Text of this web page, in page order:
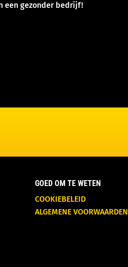
een gezonder bedrijf!
GOED OM TE WETEN
COOKIEBELEID
ALGEMENE VOORWAARDEN